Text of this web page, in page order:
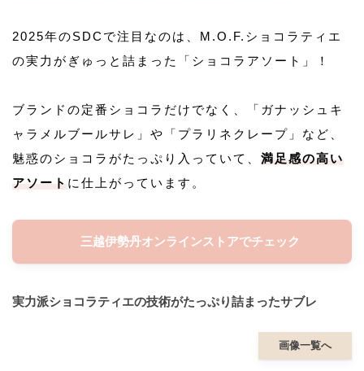
2025年のSDCで注目なのは、M.O.F.ショコラティエ
の実力がぎゅっと詰まった「ショコラアソート」！
ブランドの定番ショコラだけでなく、「ガナッシュキ
ャラメルブールサレ」や「プラリネクレープ」など、
魅惑のショコラがたっぷり入っていて、 満足感の高い
アソート に仕上がっています。
三越伊勢丹オンラインストアでチェック
実力派ショコラティエの技術がたっぷり詰まったサブレ
画像一覧へ